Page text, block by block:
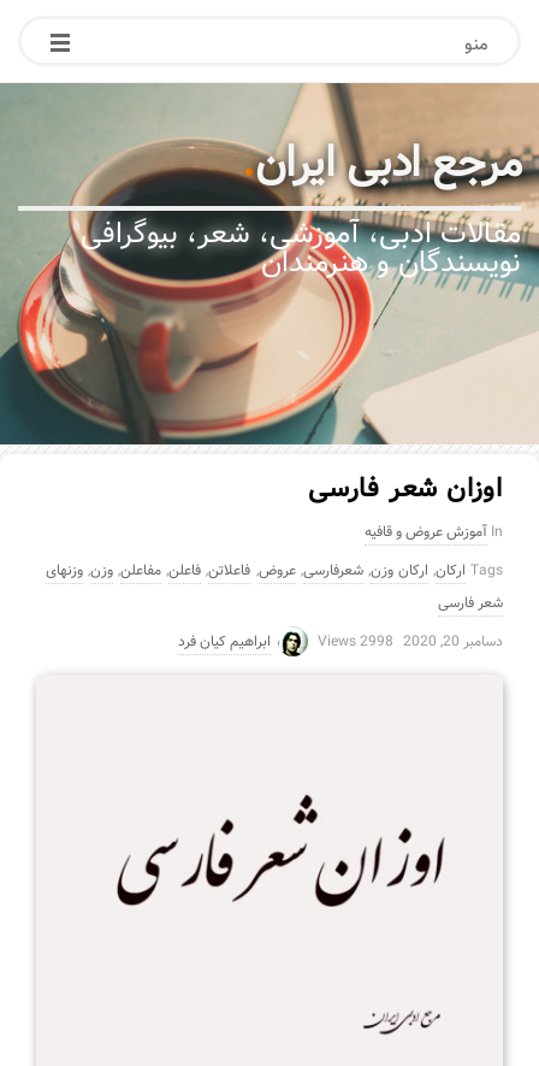
منو
مرجع ادبی ایران.
مقالات ادبی، آموزشی، شعر، بیوگرافی
نویسندگان و هنرمندان
اوزان شعر فارسی
In آموزش عروض و قافیه
Tags ارکان, ارکان وزن,شعرفارسی,عروض, فاعلاتن, فاعلن, مفاعلن, وزن, وزنهای
شعر فارسی
دسامبر 20, 2020
2998 Views ابراهیم کیان فرد